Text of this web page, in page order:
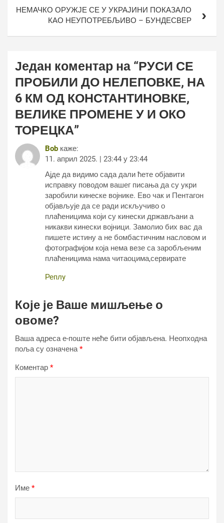
НЕМАЧКО ОРУЖЈЕ СЕ У УКРАЈИНИ ПОКАЗАЛО
КАО НЕУПОТРЕБЉИВО – БУНДЕСВЕР
Један коментар на “РУСИ СЕ
ПРОБИЛИ ДО НЕЛЕПОВКЕ, НА
6 КМ ОД КОНСТАНТИНОВКЕ,
ВЕЛИКЕ ПРОМЕНЕ У И ОКО
ТОРЕЦКА”
Bob каже:
11. април 2025. | 23:44 у 23:44
Ајде да видимо сада дали ћете објавити
исправку поводом вашег писања да су укри
заробили кинеске војнике. Ево чак и Пентагон
објављује да се ради искључиво о
плаћеницима који су кинески држављани а
никакви кинески војници. Замолио бих вас да
пишете истину а не бомбастичним насловом и
фотографијом која нема везе са заробљеним
плаћеницима нама читаоцима,сервирате
Реплy
Које је Ваше мишљење о
овоме?
Ваша адреса е-поште неће бити објављена. Неопходна
поља су означена*
Коментар *
Име *